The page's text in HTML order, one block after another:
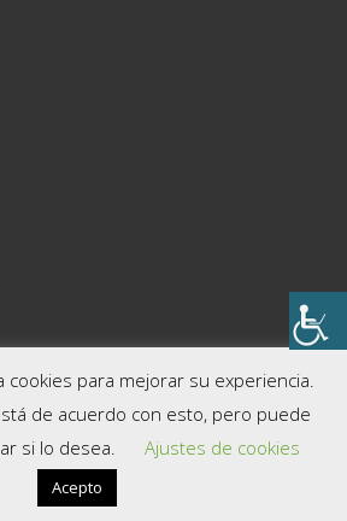
cookies para mejorar su experiencia.
de acuerdo con esto, pero puede
si lo desea.
Ajustes de cookies
Acepto